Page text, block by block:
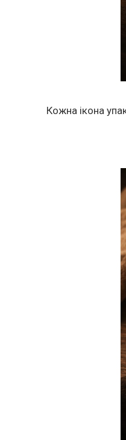
Кожна ікона